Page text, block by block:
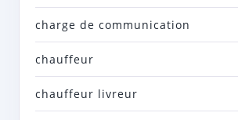
charge de communication
chauffeur
chauffeur livreur